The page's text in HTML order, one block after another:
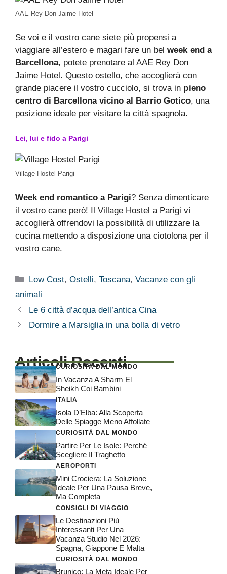
AAE Rey Don Jaime Hotel
Se voi e il vostro cane siete più propensi a
viaggiare all’estero e magari fare un bel week end a
Barcellona, potete prenotare al AAE Rey Don
Jaime Hotel. Questo ostello, che accoglierà con
grande piacere il vostro cucciolo, si trova in pieno
centro di Barcellona vicino al Barrio Gotico, una
posizione ideale per visitare la città spagnola.
Lei, lui e fido a Parigi
Village Hostel Parigi
Week end romantico a Parigi? Senza dimenticare
il vostro cane però! Il Village Hostel a Parigi vi
accoglierà offrendovi la possibilità di utilizzare la
cucina mettendo a disposizione una ciotolona per il
vostro cane.
Categorie
Low Cost,Ostelli,Toscana,Vacanze con gli
animali
Le 6 città d’acqua dell’antica Cina
Dormire a Marsiglia in una bolla di vetro
Articoli Recenti
CURIOSITÀ DAL MONDO
In Vacanza A Sharm El
Sheikh Coi Bambini
ITALIA
Isola D’Elba: Alla Scoperta
Delle Spiagge Meno Affollate
CURIOSITÀ DAL MONDO
Partire Per Le Isole: Perché
Scegliere Il Traghetto
AEROPORTI
Mini Crociera: La Soluzione
Ideale Per Una Pausa Breve,
Ma Completa
CONSIGLI DI VIAGGIO
Le Destinazioni Più
Interessanti Per Una
Vacanza Studio Nel 2026:
Spagna, Giappone E Malta
CURIOSITÀ DAL MONDO
Brunico: La Meta Ideale Per